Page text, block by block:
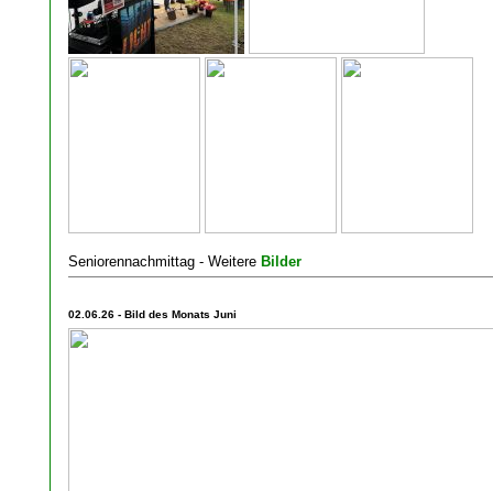
Seniorennachmittag - Weitere Bilder
02.06.26 - Bild des Monats Juni